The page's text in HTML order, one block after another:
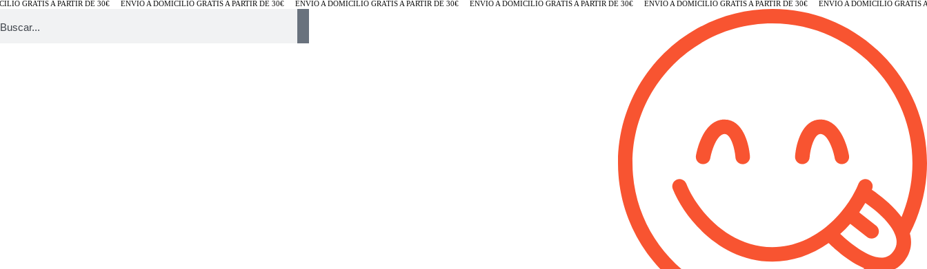
GRATIS A PARTIR DE 30€ ENVÍO A DOMICILIO GRATIS A PARTIR DE 30€ ENVÍO A DOMICILIO GRATIS A PARTIR DE 30€ ENVÍO A DOMICILIO GRATIS A PARTIR DE 30€ ENVÍO A DOMICILIO GRATIS A PARTIR DE 30€ ENVÍO A DOMICILIO GRATIS A